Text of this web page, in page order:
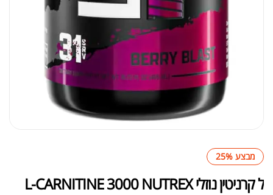
מבצע 25%
ל קרניטין נוזלי L-CARNITINE 3000 NUTREX